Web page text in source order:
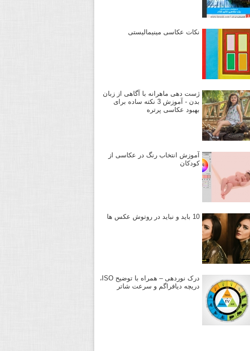
نکات عکاسی مینیمالیستی
ژست دهی ماهرانه با آگاهی از زبان
بدن - آموزش 3 نکته ساده برای
بهبود عکاسی پرتره
آموزش انتخاب رنگ در عکاسی از
کودکان
10 باید و نباید در روتوش عکس ها
درک نوردهی – همراه با توضیح ISO،
دریچه دیافراگم و سرعت شاتر